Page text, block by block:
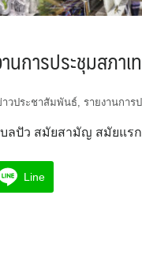
นการประชุมสภ
วประชาสัมพันธ์ รายงานการ
ลปัว สมัยสามัญ สมัยแร
Line